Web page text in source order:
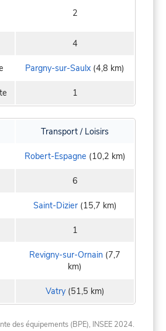
2
4
Pargny-sur-Saulx (4,8 km)
1
Transport / Loisirs
Robert-Espagne (10,2 km)
6
Saint-Dizier(15,7 km)
1
Revigny-sur-Ornain (7,7
km)
Vatry(51,5 km)
des équipements (BPE), INSEE 2024.